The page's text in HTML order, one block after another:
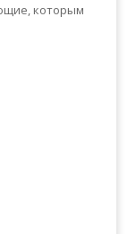
которым